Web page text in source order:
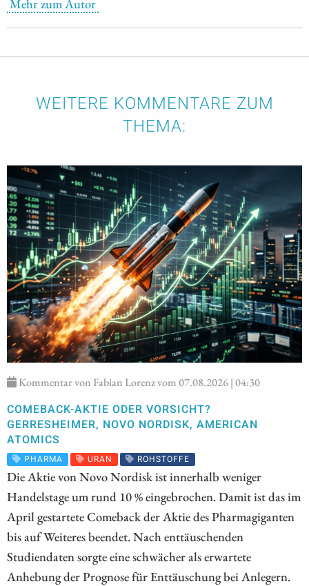
Mehr zum Autor
WEITERE KOMMENTARE ZUM
THEMA:
Kommentar von Fabian Lorenz vom 07.08.2026 | 04:30
COMEBACK-AKTIE ODER VORSICHT?
GERRESHEIMER, NOVO NORDISK, AMERICAN
ATOMICS
PHARMA URAN ROHSTOFFE
Die Aktie von Novo Nordisk ist innerhalb weniger
Handelstage um rund 10 % eingebrochen. Damit ist das im
April gestartete Comeback der Aktie des Pharmagiganten
bis auf Weiteres beendet. Nach enttäuschenden
Studiendaten sorgte eine schwächer als erwartete
Anhebung der Prognose für Enttäuschung bei Anlegern.